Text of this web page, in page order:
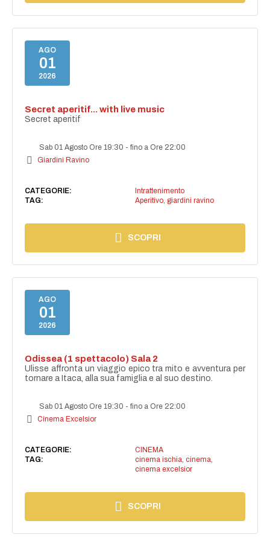
AGO
01
2026
Secret aperitif... with live music
Secret aperitif
Sab 01 Agosto Ore 19:30 -fino a Ore 22:00
Giardini Ravino
CATEGORIE:
Intrattenimento
TAG:
Aperitivo, giardini ravino
SCOPRI
AGO
01
2026
Odissea (1 spettacolo) Sala 2
Ulisse affronta un viaggio epico tra mito e avventura per
tornare a Itaca, alla sua famiglia e al suo destino.
Sab 01 Agosto Ore 19:30 -fino a Ore 22:00
Cinema Excelsior
CATEGORIE:
CINEMA
TAG:
cinema ischia, cinema,
cinema excelsior
SCOPRI